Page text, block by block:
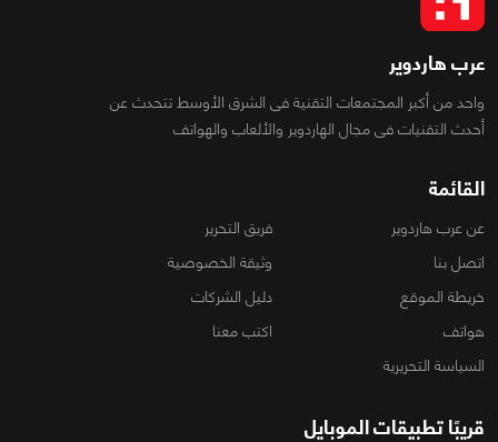
عرب هاردوير
واحد من أكبر المجتمعات التقنية فى الشرق الأوسط تتحدث عن
أحدث التقنيات فى مجال الهاردوير والألعاب والهواتف
القائمة
عن عرب هاردوير
فريق التحرير
اتصل بنا
وثيقة الخصوصية
خريطة الموقع
دليل الشركات
هواتف
اكتب معنا
السياسة التحريرية
قريبًا تطبيقات الموبايل